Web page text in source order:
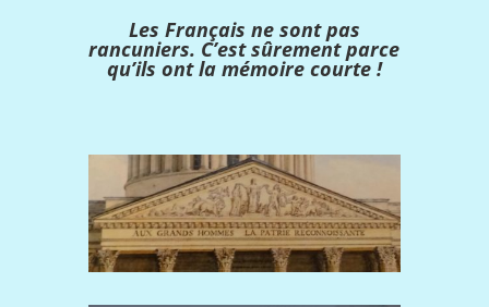
Les Français ne sont pas
rancuniers. C’est sûrement parce
qu’ils ont la mémoire courte !